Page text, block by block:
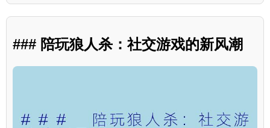
### 陪玩狼人杀：社交游戏的新风潮